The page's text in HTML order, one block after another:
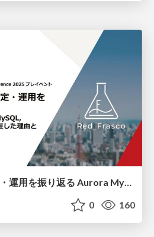
0 160